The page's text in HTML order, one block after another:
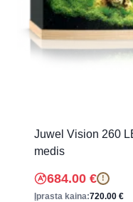
Juwel Vision 260
medis
684.00 € !
Įprasta kaina:720.00 €